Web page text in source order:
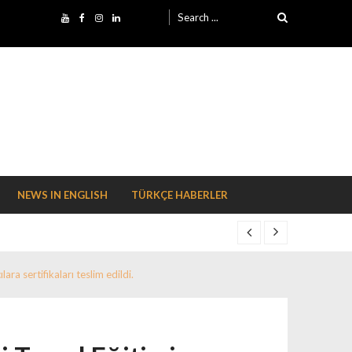
Search for:
NEWS IN ENGLISH TÜRKÇE HABERLER
sertifikaları teslim edildi.